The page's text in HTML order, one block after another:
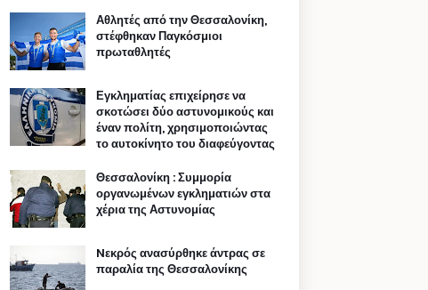
Αθλητές από την Θεσσαλονίκη,
στέφθηκαν Παγκόσμιοι
πρωταθλητές
Εγκληματίας επιχείρησε να
σκοτώσει δύο αστυνομικούς και
έναν πολίτη, χρησιμοποιώντας
το αυτοκίνητο του διαφεύγοντας
Θεσσαλονίκη : Συμμορία
οργανωμένων εγκληματιών στα
χέρια της Αστυνομίας
Nεκρός ανασύρθηκε άντρας σε
παραλία της Θεσσαλονίκης